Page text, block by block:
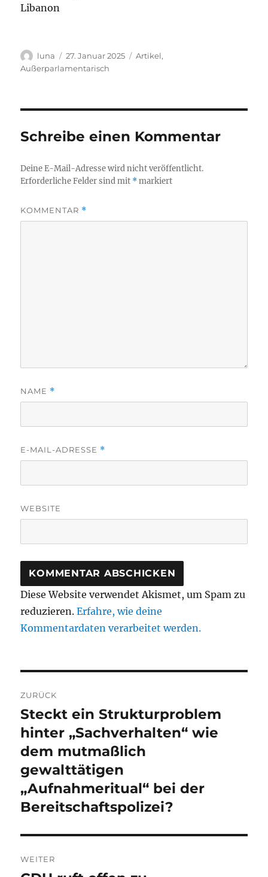
Libanon
Autor
luna
Veröffentlicht
am
27. Januar 2025 Kategorien
Artikel,
Außerparlamentarisch
Schreibe einen Kommentar
Deine E-Mail-Adresse wird nicht veröffentlicht.
Erforderliche Felder sind mit *markiert
KOMMENTAR *
NAME *
E-MAIL-ADRESSE *
WEBSITE
Diese Website verwendet Akismet, um Spam zu
reduzieren.Erfahre, wie deine
Kommentardaten verarbeitet werden.
ZURÜCK
Vorheriger
Beitrag:
Steckt ein Strukturproblem
hinter „Sachverhalten“ wie
dem mutmaßlich
gewalttätigen
„Aufnahmeritual“ bei der
Bereitschaftspolizei?
WEITER